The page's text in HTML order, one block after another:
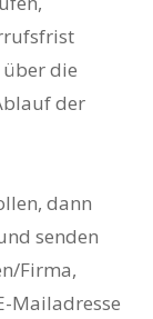
die
der
dann
senden
Firma,
Mailadresse